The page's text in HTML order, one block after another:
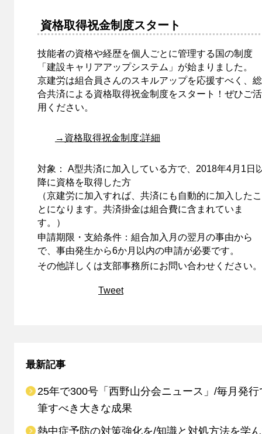
資格取得祝金制度スタート
技能者の資格や経歴を個人ごとに管理する国の制度
「建設キャリアアップシステム」が始まりました。
京建労は組合員さんのスキルアップを応援すべく、総
合共済による資格取得祝金制度をスタート！ぜひご活
用ください。
→資格取得祝金制度:詳細
対象： A型共済に加入している方で、2018年4月1日
降に資格を取得した方
（京建労に加入すれば、共済にも自動的に加入したこ
とになります。共済掛金は組合費に含まれていま
す。）
申請期限・支給条件：組合加入月の翌月の事由から
で、事由発生から6か月以内の申請が必要です。
その他詳しくは支部事務所にお問い合わせください。
Tweet
最新記事
25年で300号「西野山分会ニュース」/毎月発行
筆すべき大きな成果
熱中症予防の対策強化を/知識と対処方法を学